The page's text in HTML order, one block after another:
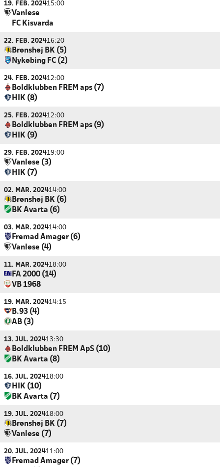
19. FEB. 202415:00
Vanløse
FC Kisvarda
22. FEB. 202416:20
Brønshøj BK (5)
Nykøbing FC (2)
24. FEB. 202412:00
Boldklubben FREM aps (7)
HIK (8)
25. FEB. 202412:00
Boldklubben FREM aps (9)
HIK (9)
29. FEB. 202419:00
Vanløse (3)
HIK (7)
02. MAR. 202414:00
Brønshøj BK (6)
BK Avarta (6)
03. MAR. 202414:00
Fremad Amager (6)
Vanløse (4)
11. MAR. 202418:00
FA 2000 (14)
VB 1968
19. MAR. 202414:15
B.93 (4)
AB (3)
13. JUL. 202413:30
Boldklubben FREM ApS (10)
BK Avarta (8)
16. JUL. 202418:00
HIK (10)
BK Avarta (7)
19. JUL. 202418:00
Brønshøj BK (7)
Vanløse (7)
20. JUL. 202411:00
Fremad Amager (7)